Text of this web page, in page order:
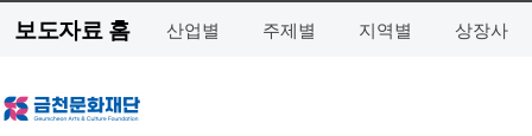
보도자료 홈 산업별 주제별 지역별 상장사